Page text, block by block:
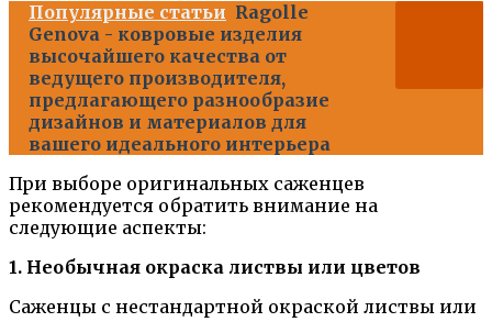
Популярные статьи Ragolle
Genova - ковровые изделия
высочайшего качества от
ведущего производителя,
предлагающего разнообразие
дизайнов и материалов для
вашего идеального интерьера
При выборе оригинальных саженцев
рекомендуется обратить внимание на
следующие аспекты:
1. Необычная окраска листвы или цветов
Саженцы с нестандартной окраской листвы или